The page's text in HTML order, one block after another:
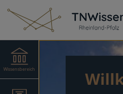
Wissensbereich